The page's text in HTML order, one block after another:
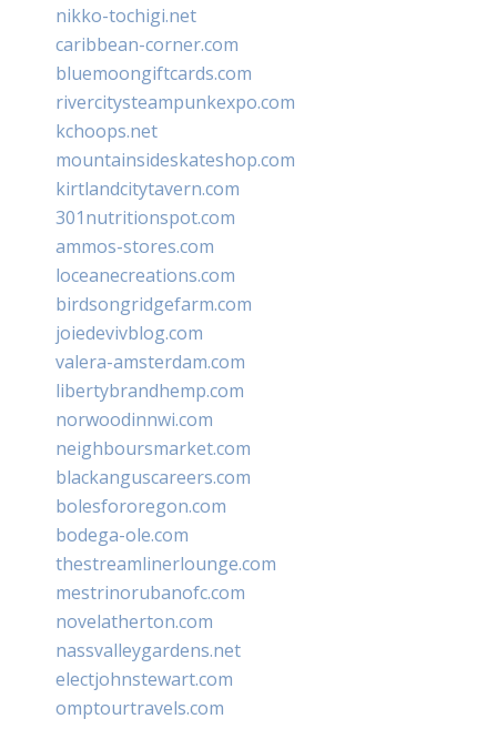
nikko-tochigi.net
caribbean-corner.com
bluemoongiftcards.com
rivercitysteampunkexpo.com
kchoops.net
mountainsideskateshop.com
kirtlandcitytavern.com
301nutritionspot.com
ammos-stores.com
loceanecreations.com
birdsongridgefarm.com
joiedevivblog.com
valera-amsterdam.com
libertybrandhemp.com
norwoodinnwi.com
neighboursmarket.com
blackanguscareers.com
bolesfororegon.com
bodega-ole.com
thestreamlinerlounge.com
mestrinorubanofc.com
novelatherton.com
nassvalleygardens.net
electjohnstewart.com
omptourtravels.com